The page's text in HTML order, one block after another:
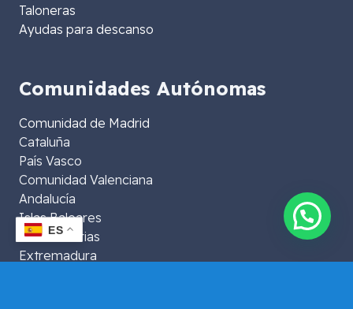
Taloneras
Ayudas para descanso
Comunidades Autónomas
Comunidad de Madrid
Cataluña
País Vasco
Comunidad Valenciana
Andalucía
Islas Baleares
Islas Canarias
Extremadura
ES